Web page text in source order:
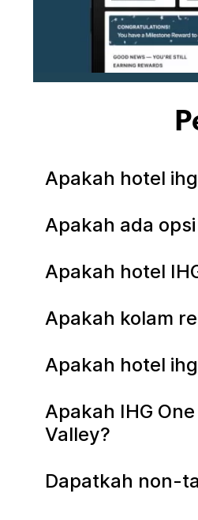
Apakah hotel
Apakah ada
Apakah hotel
Apakah kolam
Apakah hotel
Apakah IHG
Valley?
Dapatkah non-